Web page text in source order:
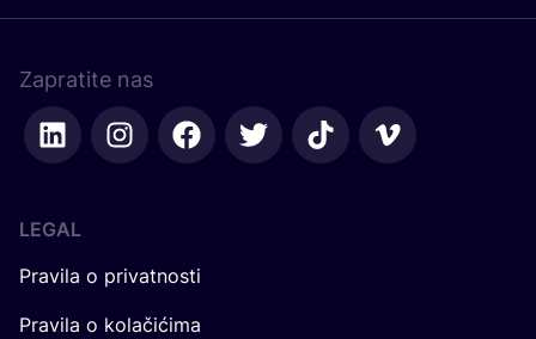
Zapratite nas
LEGAL
Pravila o privatnosti
Pravila o kolačićima